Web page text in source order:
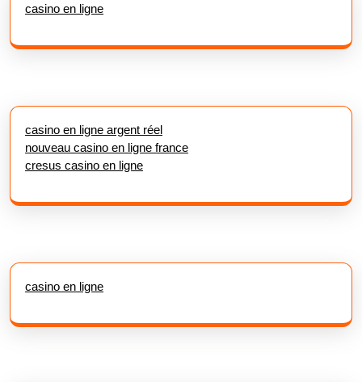
casino en ligne
casino en ligne argent réel
nouveau casino en ligne france
cresus casino en ligne
casino en ligne